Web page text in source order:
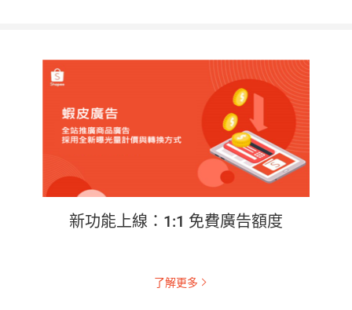
新功能上線：1:1 免費廣告額度
了解更多